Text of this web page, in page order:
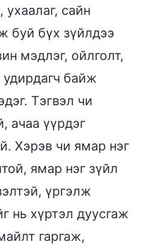
сайн
буй бүх зүйлдээ
мэдлэг, ойлголт,
удирдагч байж
Тэгвэл чи
ачаа үүрдэг
Хэрэв чи ямар нэг
ямар нэг зүйл
үргэлж
нь хүртэл дуусгаж
гаргаж,